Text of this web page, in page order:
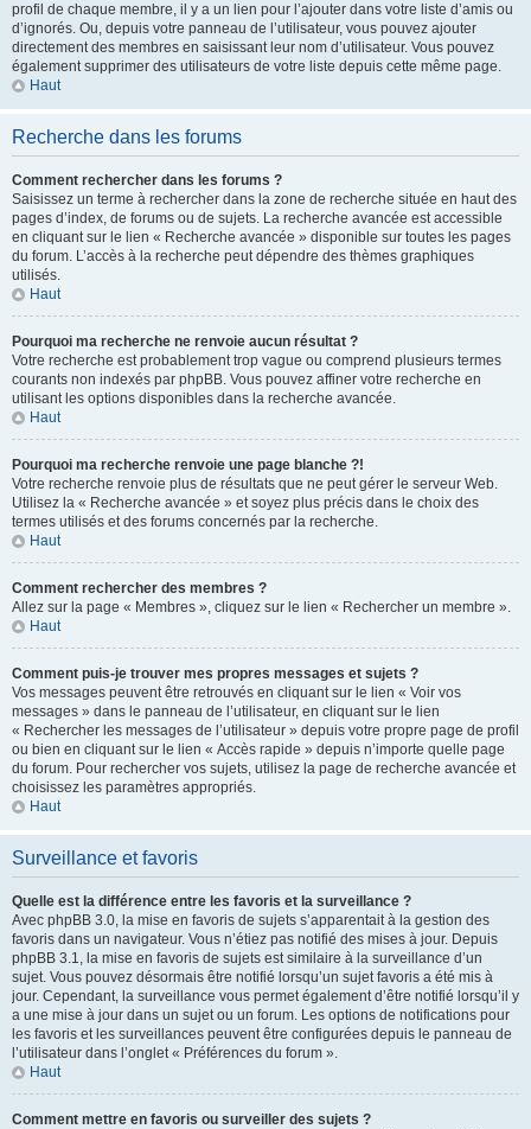
profil de chaque membre, il y a un lien pour l’ajouter dans votre liste d’amis ou
d’ignorés. Ou, depuis votre panneau de l’utilisateur, vous pouvez ajouter
directement des membres en saisissant leur nom d’utilisateur. Vous pouvez
également supprimer des utilisateurs de votre liste depuis cette même page.
Haut
Recherche dans les forums
Comment rechercher dans les forums ?
Saisissez un terme à rechercher dans la zone de recherche située en haut des
pages d’index, de forums ou de sujets. La recherche avancée est accessible
en cliquant sur le lien « Recherche avancée » disponible sur toutes les pages
du forum. L’accès à la recherche peut dépendre des thèmes graphiques
utilisés.
Haut
Pourquoi ma recherche ne renvoie aucun résultat ?
Votre recherche est probablement trop vague ou comprend plusieurs termes
courants non indexés par phpBB. Vous pouvez affiner votre recherche en
utilisant les options disponibles dans la recherche avancée.
Haut
Pourquoi ma recherche renvoie une page blanche ?!
Votre recherche renvoie plus de résultats que ne peut gérer le serveur Web.
Utilisez la « Recherche avancée » et soyez plus précis dans le choix des
termes utilisés et des forums concernés par la recherche.
Haut
Comment rechercher des membres ?
Allez sur la page « Membres », cliquez sur le lien « Rechercher un membre ».
Haut
Comment puis-je trouver mes propres messages et sujets ?
Vos messages peuvent être retrouvés en cliquant sur le lien « Voir vos
messages » dans le panneau de l’utilisateur, en cliquant sur le lien
« Rechercher les messages de l’utilisateur » depuis votre propre page de profil
ou bien en cliquant sur le lien « Accès rapide » depuis n’importe quelle page
du forum. Pour rechercher vos sujets, utilisez la page de recherche avancée et
choisissez les paramètres appropriés.
Haut
Surveillance et favoris
Quelle est la différence entre les favoris et la surveillance ?
Avec phpBB 3.0, la mise en favoris de sujets s’apparentait à la gestion des
favoris dans un navigateur. Vous n’étiez pas notifié des mises à jour. Depuis
phpBB 3.1, la mise en favoris de sujets est similaire à la surveillance d’un
sujet. Vous pouvez désormais être notifié lorsqu’un sujet favoris a été mis à
jour. Cependant, la surveillance vous permet également d’être notifié lorsqu’il y
a une mise à jour dans un sujet ou un forum. Les options de notifications pour
les favoris et les surveillances peuvent être configurées depuis le panneau de
l’utilisateur dans l’onglet « Préférences du forum ».
Haut
Comment mettre en favoris ou surveiller des sujets ?